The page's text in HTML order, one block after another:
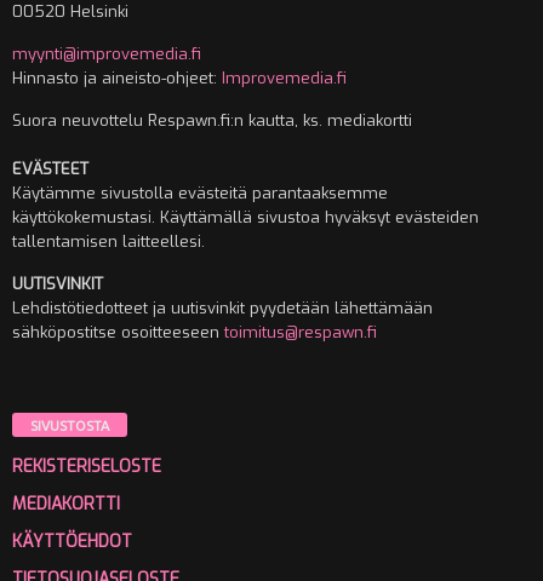
00520 Helsinki
myynti@improvemedia.fi
Hinnasto ja aineisto-ohjeet: Improvemedia.fi
Suora neuvottelu Respawn.fi:n kautta, ks. mediakortti
EVÄSTEET
Käytämme sivustolla evästeitä parantaaksemme
käyttökokemustasi. Käyttämällä sivustoa hyväksyt evästeiden
tallentamisen laitteellesi.
UUTISVINKIT
Lehdistötiedotteet ja uutisvinkit pyydetään lähettämään
sähköpostitse osoitteeseentoimitus@respawn.fi
SIVUSTOSTA
REKISTERISELOSTE
MEDIAKORTTI
KÄYTTÖEHDOT